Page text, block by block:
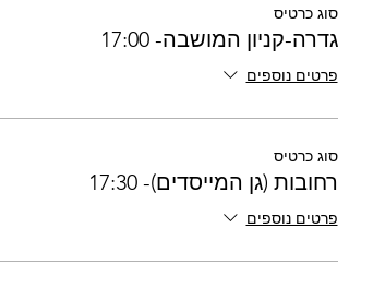
סוג כרטיס
גדרה-קניון המושבה- 17:00
פרטים נוספים
סוג כרטיס
רחובות (גן המייסדים)- 17:30
פרטים נוספים